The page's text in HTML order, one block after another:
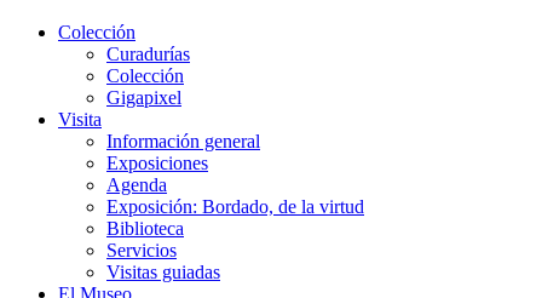
Colección
Curadurías
Colección
Gigapixel
Visita
Información general
Exposiciones
Agenda
Exposición: Bordado, de la virtud
Biblioteca
Servicios
Visitas guiadas
El Museo